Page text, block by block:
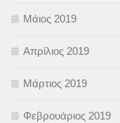
Μάιος 2019
Απρίλιος 2019
Μάρτιος 2019
Φεβρουάριος 2019